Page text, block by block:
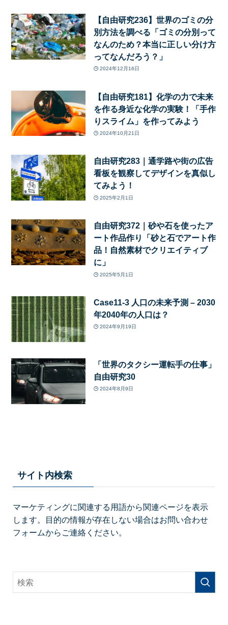
【自由研究236】世界のゴミの分
別方法を調べる「ゴミの分別って
なんのため？本当に正しい分け方
ってなんだろう？」
2024年12月16日
【自由研究181】化学の力で未来
を作る身近な化学の実験！「手作
りスライム」を作ってみよう
2024年10月21日
自由研究283｜通学路や街の広告
看板を観察してデザインを真似し
てみよう！
2025年2月1日
自由研究372｜砂や石を使ったア
ート作品作り「砂と石でアート作
品！自然素材でクリエイティブ
に」
2025年5月1日
Case11-3 人口の未来予測 – 2030
年2040年の人口は？
2024年9月19日
「世界のタクシー運転手の仕事」
自由研究30
2024年8月9日
サイト内検索
マーケティングに関連する用語から関連ページを表示
します。目的の情報が存在しない場合はお問い合わせ
フォームからご連絡ください。